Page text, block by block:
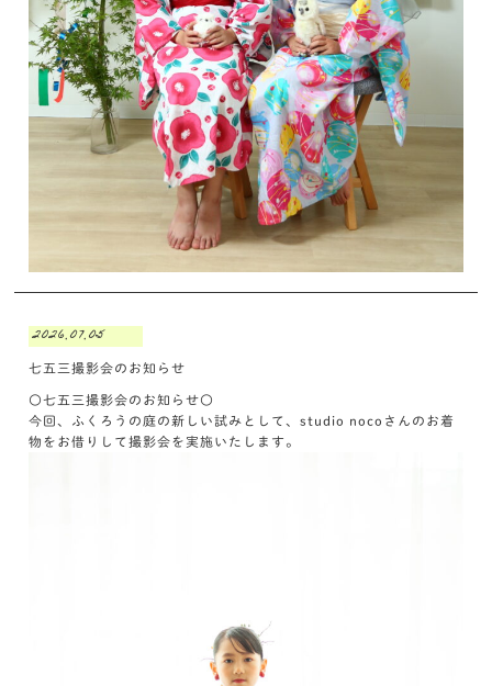
2026.07.05
七五三撮影会のお知らせ
〇七五三撮影会のお知らせ〇
今回、ふくろうの庭の新しい試みとして、studio nocoさんのお着
物をお借りして撮影会を実施いたします。